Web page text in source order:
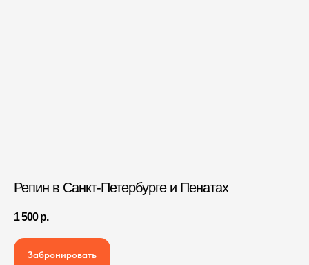
Репин в Санкт-Петербурге и Пенатах
1 500 р.
Забронировать